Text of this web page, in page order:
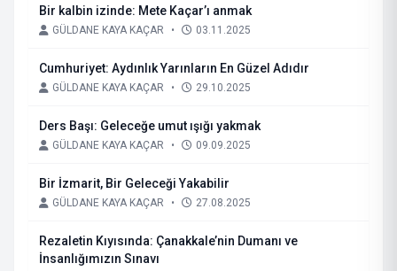
Bir kalbin izinde: Mete Kaçar’ı anmak
GÜLDANE KAYA KAÇAR • 03.11.2025
Cumhuriyet: Aydınlık Yarınların En Güzel Adıdır
GÜLDANE KAYA KAÇAR • 29.10.2025
Ders Başı: Geleceğe umut ışığı yakmak
GÜLDANE KAYA KAÇAR • 09.09.2025
Bir İzmarit, Bir Geleceği Yakabilir
GÜLDANE KAYA KAÇAR • 27.08.2025
Rezaletin Kıyısında: Çanakkale’nin Dumanı ve
İnsanlığımızın Sınavı